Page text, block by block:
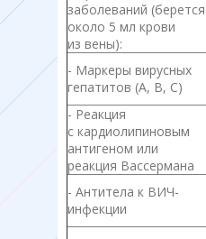
заболеваний (берется
около 5 мл крови
из вены):
- Маркеры вирусных
гепатитов (А, В, С)
- Реакция
с кардиолипиновым
антигеном или
реакция Вассермана
- Антитела к ВИЧ-
инфекции